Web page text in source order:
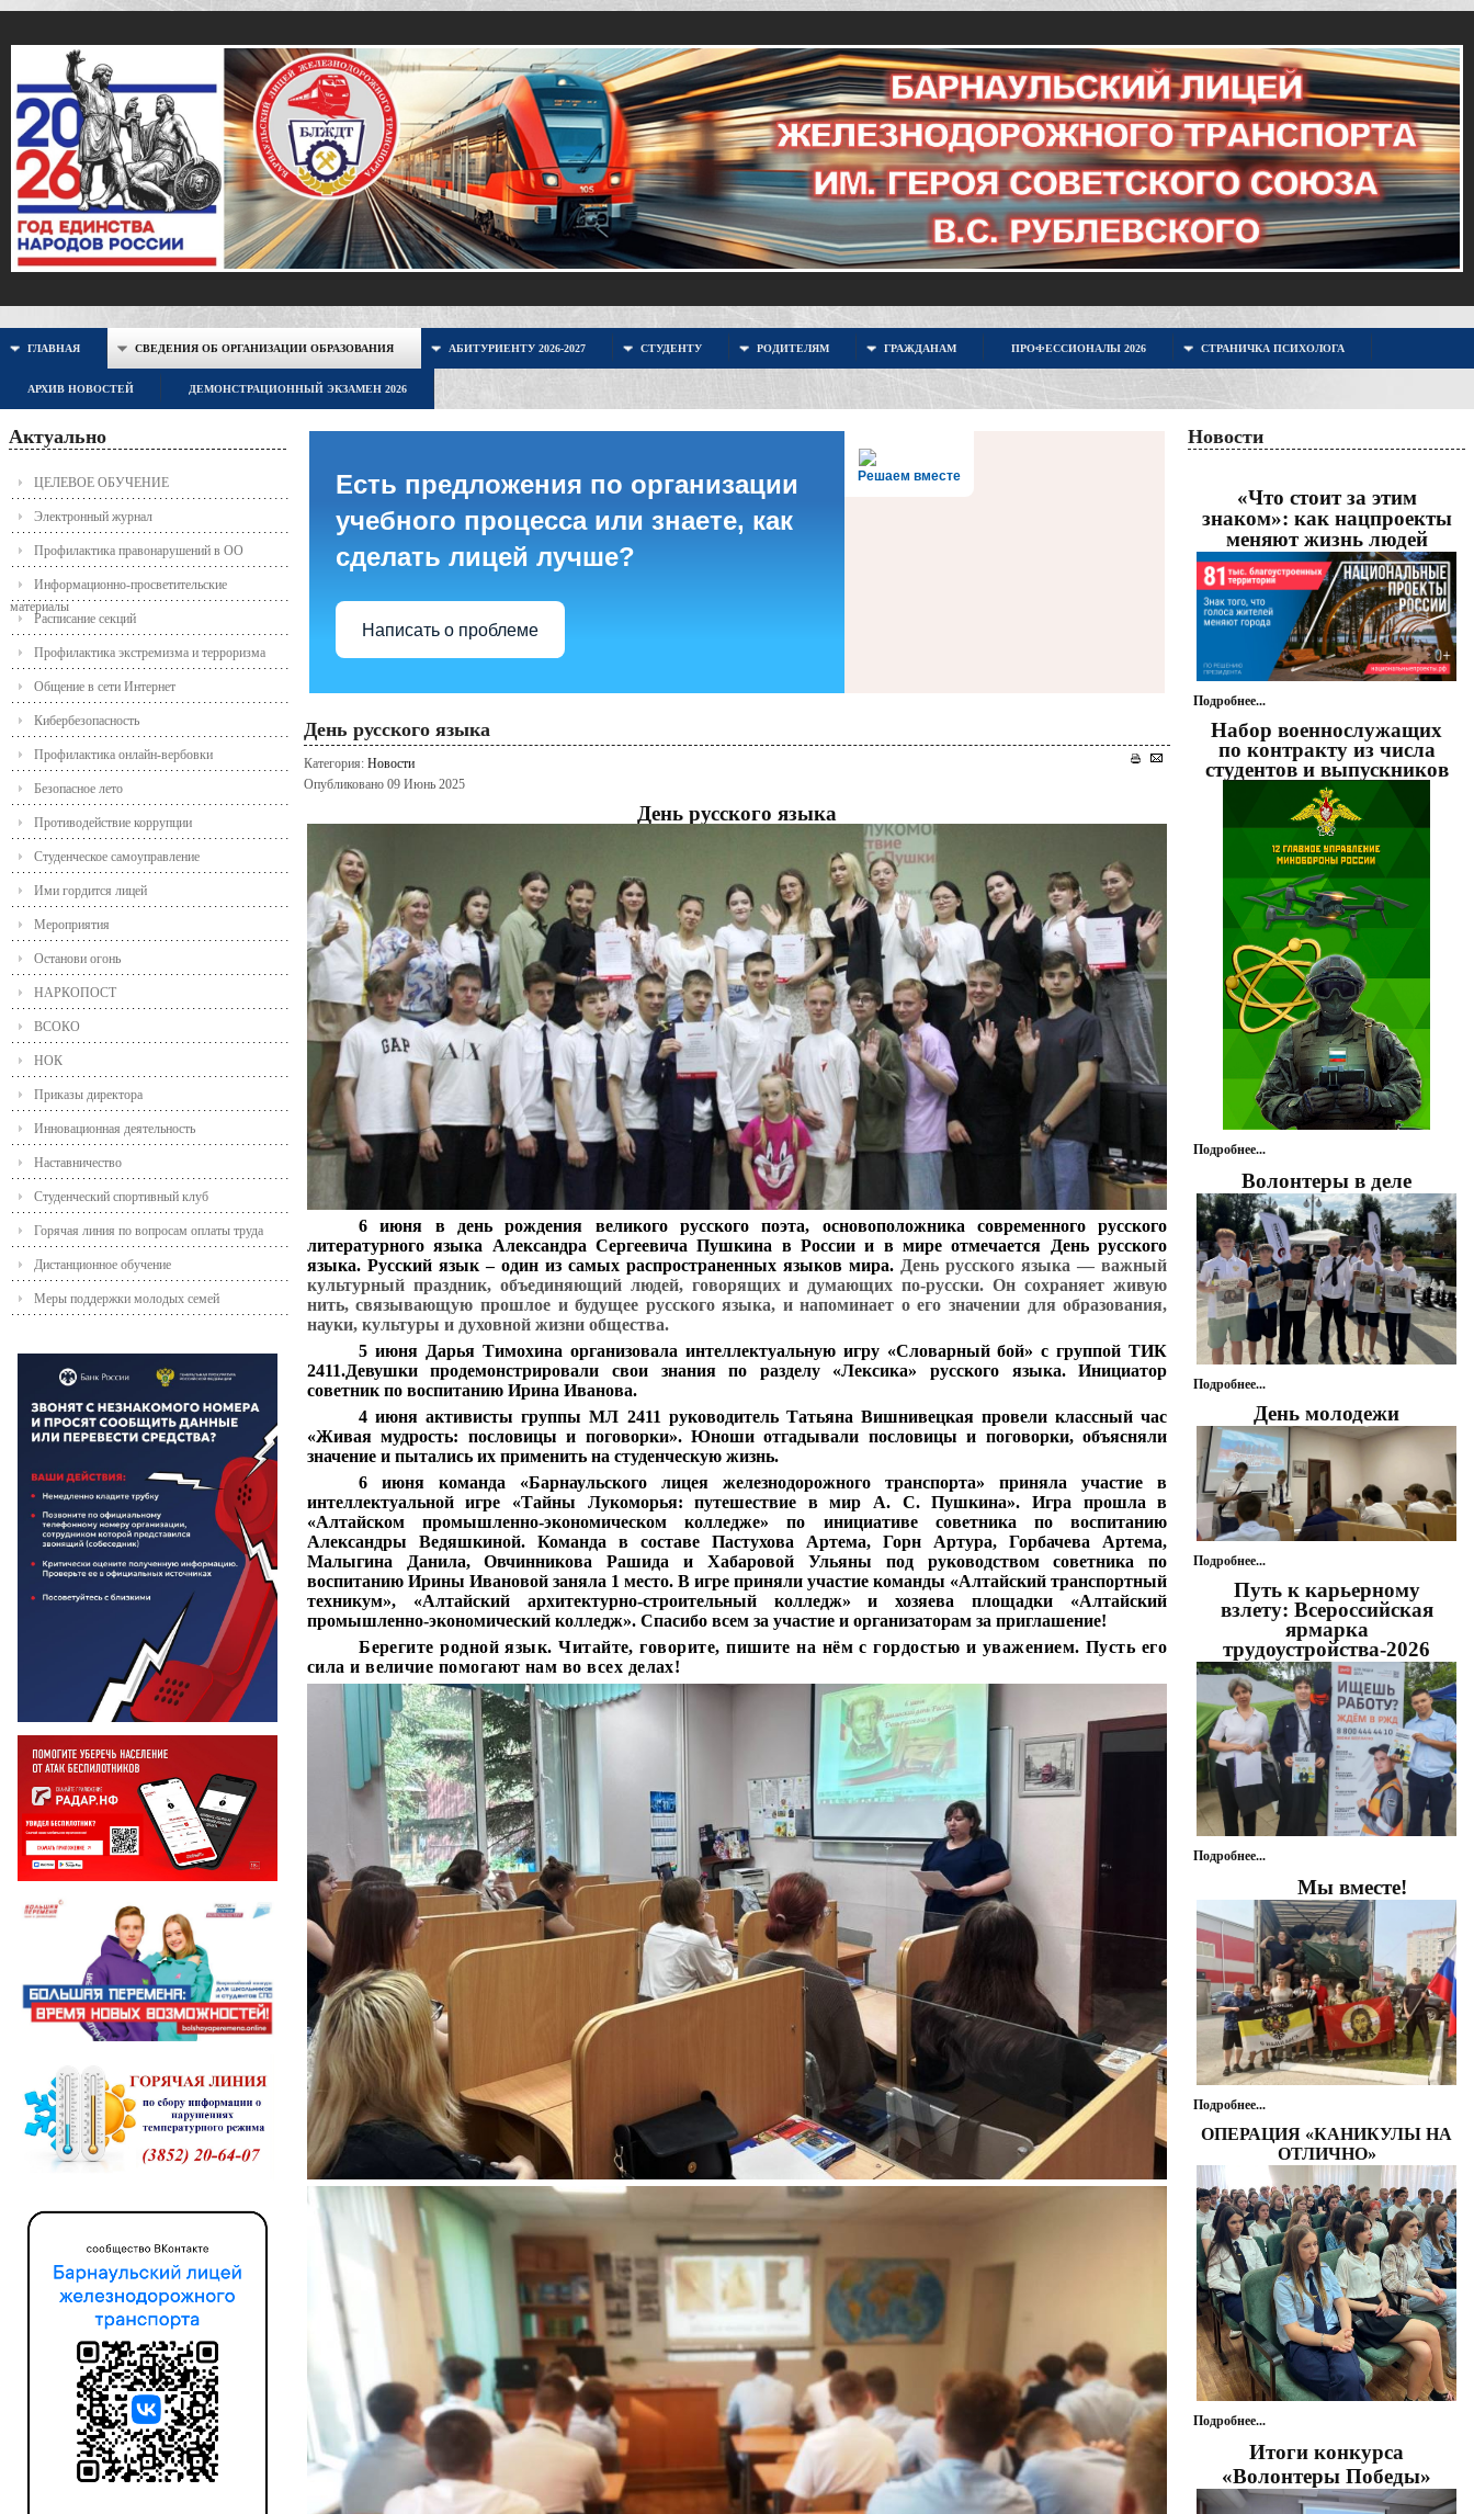
ГЛАВНАЯ СВЕДЕНИЯ ОБ ОРГАНИЗАЦИИ ОБРАЗОВАНИЯ АБИТУРИЕНТУ 2026-2027 СТУДЕНТУ РОДИТЕЛЯМ ГРАЖДАНАМ ПРОФЕССИОНАЛЫ 2026 СТРАНИЧКА ПСИХОЛОГА
АРХИВ НОВОСТЕЙ ДЕМОНСТРАЦИОННЫЙ ЭКЗАМЕН 2026
Актуально
ЦЕЛЕВОЕ ОБУЧЕНИЕ
Электронный журнал
Профилактика правонарушений в ОО
Информационно-просветительские
материалы
Расписание секций
Профилактика экстремизма и терроризма
Общение в сети Интернет
Кибербезопасность
Профилактика онлайн-вербовки
Безопасное лето
Противодействие коррупции
Студенческое самоуправление
Ими гордится лицей
Мероприятия
Останови огонь
НАРКОПОСТ
ВСОКО
НОК
Приказы директора
Инновационная деятельность
Наставничество
Студенческий спортивный клуб
Горячая линия по вопросам оплаты труда
Дистанционное обучение
Меры поддержки молодых семей
Решаем вместе
Есть предложения по организации
учебного процесса или знаете, как
сделать лицей лучше?
Написать о проблеме
День русского языка
Категория: Новости
Опубликовано 09 Июнь 2025
День русского языка
6 июня в день рождения великого русского поэта, основоположника современного русского
литературного языка Александра Сергеевича Пушкина в России и в мире отмечается День русского
языка. Русский язык – один из самых распространенных языков мира. День русского языка — важный
культурный праздник, объединяющий людей, говорящих и думающих по-русски. Он сохраняет живую
нить, связывающую прошлое и будущее русского языка, и напоминает о его значении для образования,
науки, культуры и духовной жизни общества.
5 июня Дарья Тимохина организовала интеллектуальную игру «Словарный бой» с группой ТИК
2411.Девушки продемонстрировали свои знания по разделу «Лексика» русского языка. Инициатор
советник по воспитанию Ирина Иванова.
4 июня активисты группы МЛ 2411 руководитель Татьяна Вишнивецкая провели классный час
«Живая мудрость: пословицы и поговорки». Юноши отгадывали пословицы и поговорки, объясняли
значение и пытались их применить на студенческую жизнь.
6 июня команда «Барнаульского лицея железнодорожного транспорта» приняла участие в
интеллектуальной игре «Тайны Лукоморья: путешествие в мир А. С. Пушкина». Игра прошла в
«Алтайском промышленно-экономическом колледже» по инициативе советника по воспитанию
Александры Ведяшкиной. Команда в составе Пастухова Артема, Горн Артура, Горбачева Артема,
Малыгина Данила, Овчинникова Рашида и Хабаровой Ульяны под руководством советника по
воспитанию Ирины Ивановой заняла 1 место. В игре приняли участие команды «Алтайский транспортный
техникум», «Алтайский архитектурно-строительный колледж» и хозяева площадки «Алтайский
промышленно-экономический колледж». Спасибо всем за участие и организаторам за приглашение!
Берегите родной язык. Читайте, говорите, пишите на нём с гордостью и уважением. Пусть его
сила и величие помогают нам во всех делах!
Новости
«Что стоит за этим
знаком»: как нацпроекты
меняют жизнь людей
Подробнее...
Набор военнослужащих
по контракту из числа
студентов и выпускников
Подробнее...
Волонтеры в деле
Подробнее...
День молодежи
Подробнее...
Путь к карьерному
взлету: Всероссийская
ярмарка
трудоустройства-2026
Подробнее...
Мы вместе!
Подробнее...
ОПЕРАЦИЯ «КАНИКУЛЫ НА
ОТЛИЧНО»
Подробнее...
Итоги конкурса
«Волонтеры Победы»